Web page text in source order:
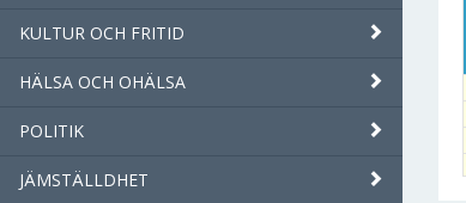
KULTUR OCH FRITID
HÄLSA OCH OHÄLSA
POLITIK
JÄMSTÄLLDHET